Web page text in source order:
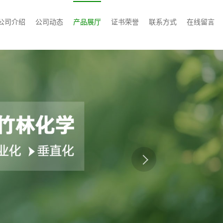
司介绍 公司动态 产品展厅 证书荣誉 联系方式 在线留言